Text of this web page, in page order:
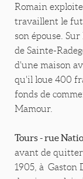
Romain
travaillent le
son épouse.
de Sainte-
d'une maison
qu'il loue 400
fonds de
Mamour.
Tours - rue
avant de
1905, à Gaston